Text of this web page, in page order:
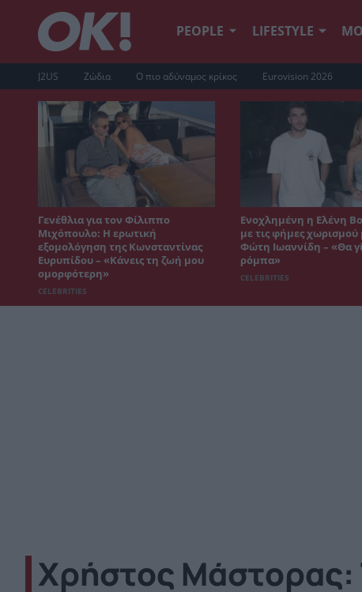
PEOPLE LIFESTYLE
J2US Ζώδια Ο πιο αδύναμος κρίκος Eurovision 2026
Γενέθλια για τον Φίλιππο
Μιχόπουλο: Η ερωτική
εξομολόγηση της Κωνσταντίνας
Ευρυπίδου – «Κάνεις τη ζωή μου
ομορφότερη»
CELEBRITIES
Ενοχλημένη η Ελένη
με τις φήμες χωρισμού
Φώτη Ιωαννίδη – «Θα
ρόμπα»
CELEBRITIES
Χρήστος Μάστορας: